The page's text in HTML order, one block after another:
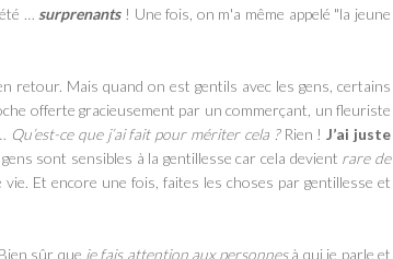
… surprenants! Une fois, on m'a même appelé "la jeune
retour. Mais quand on est gentils avec les gens , certains
offerte gracieusement par un commerçant, un fleuriste
Qu’est-ce que j’ai fait pour mériter cela ?Rien !J’ai juste
sont sensibles à la gentillesse car cela devient rare de
Et encore une fois, faites les choses par gentillesse et
sûr que je fais attention aux personnesà qui je parle et